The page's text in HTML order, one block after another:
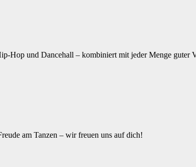
Hop und Dancehall – kombiniert mit jeder Menge guter
am Tanzen – wir freuen uns auf dich!